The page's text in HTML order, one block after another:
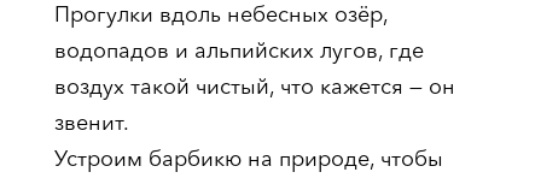
Прогулки вдоль небесных озёр,
водопадов и альпийских лугов, где
воздух такой чистый, что кажется — он
звенит.
Устроим барбикю на природе, чтобы